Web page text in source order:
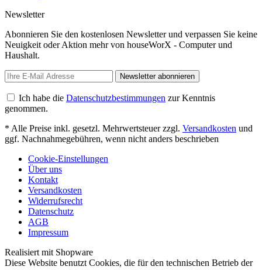
Newsletter
Abonnieren Sie den kostenlosen Newsletter und verpassen Sie keine
Neuigkeit oder Aktion mehr von houseWorX - Computer und
Haushalt.
Newsletter abonnieren
Ich habe die Datenschutzbestimmungen zur Kenntnis
genommen.
* Alle Preise inkl. gesetzl. Mehrwertsteuer zzgl. Versandkosten und
ggf. Nachnahmegebühren, wenn nicht anders beschrieben
Cookie-Einstellungen
Über uns
Kontakt
Versandkosten
Widerrufsrecht
Datenschutz
AGB
Impressum
Realisiert mit Shopware
Diese Website benutzt Cookies, die für den technischen Betrieb der